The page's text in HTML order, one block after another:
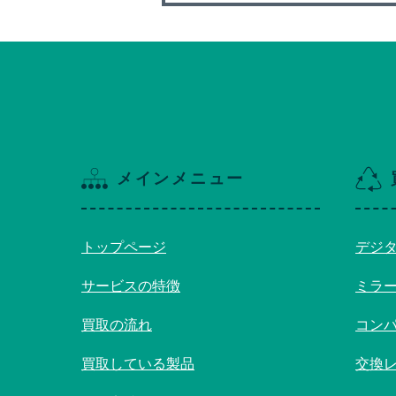
メインメニュー
トップページ
サービスの特徴
買取の流れ
買取している製品
デジ
ミラ
コン
交換